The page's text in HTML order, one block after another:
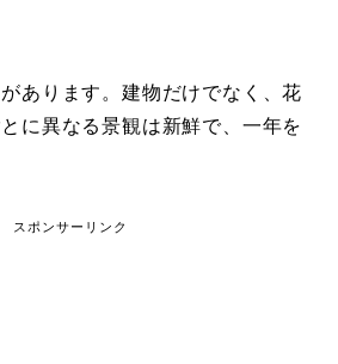
あります。建物だけでなく、花
に異なる景観は新鮮で、一年を
スポンサーリンク